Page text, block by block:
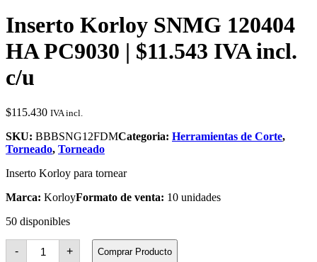
Inserto Korloy SNMG 120404
HA PC9030 | $11.543 IVA incl.
c/u
$115.430 IVA incl.
SKU: BBBSNG12FDMCategoria: Herramientas de Corte,
Torneado, Torneado
Inserto Korloy para tornear
Marca: KorloyFormato de venta: 10 unidades
50 disponibles
-
Inserto
Korloy
+ Comprar Producto